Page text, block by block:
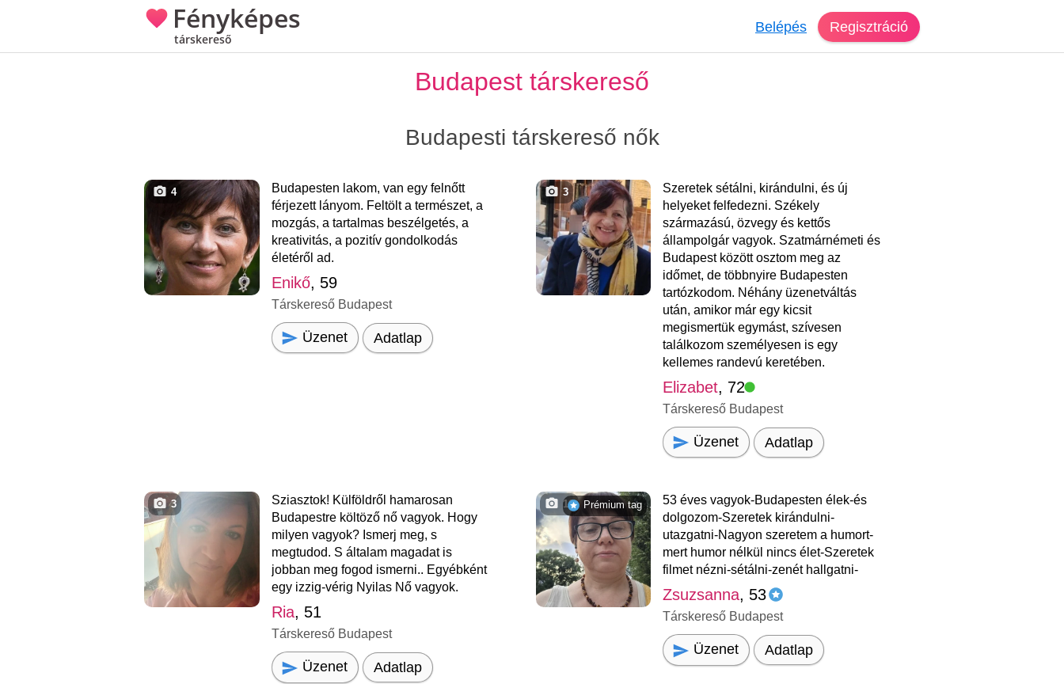
Fényképes
társkereső
Belépés Regisztráció
Budapest társkereső
Budapesti társkereső nők
4
Budapesten lakom, van egy felnőtt
férjezett lányom. Feltölt a természet, a
mozgás, a tartalmas beszélgetés, a
kreativitás, a pozitív gondolkodás
életéről ad.
Enikő, 59
Társkereső Budapest
Üzenet Adatlap
3
Szeretek sétálni, kirándulni, és új
helyeket felfedezni. Székely
származású, özvegy és kettős
állampolgár vagyok. Szatmárnémeti és
Budapest között osztom meg az
időmet, de többnyire Budapesten
tartózkodom. Néhány üzenetváltás
után, amikor már egy kicsit
megismertük egymást, szívesen
találkozom személyesen is egy
kellemes randevú keretében.
Elizabet, 72
Társkereső Budapest
Üzenet Adatlap
3
Sziasztok! Külföldről hamarosan
Budapestre költöző nő vagyok. Hogy
milyen vagyok? Ismerj meg, s
megtudod. S általam magadat is
jobban meg fogod ismerni.. Egyébként
egy izzig-vérig Nyilas Nő vagyok.
Ria, 51
Társkereső Budapest
Üzenet Adatlap
16 Prémium tag
53 éves vagyok-Budapesten élek-és
dolgozom-Szeretek kirándulni-
utazgatni-Nagyon szeretem a humort-
mert humor nélkül nincs élet-Szeretek
filmet nézni-sétálni-zenét hallgatni-
Zsuzsanna, 53
Társkereső Budapest
Üzenet Adatlap